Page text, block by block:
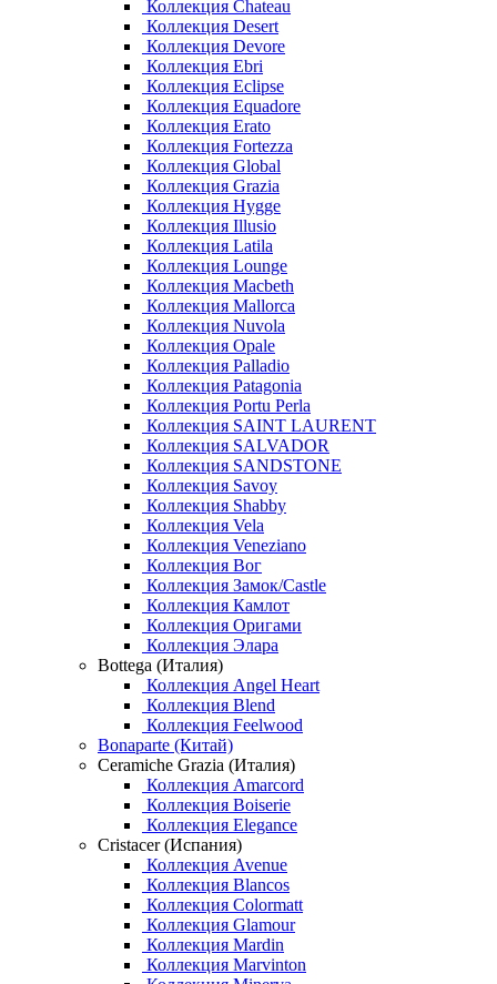
Коллекция Chateau
Коллекция Desert
Коллекция Devore
Коллекция Ebri
Коллекция Eclipse
Коллекция Equadore
Коллекция Erato
Коллекция Fortezza
Коллекция Global
Коллекция Grazia
Коллекция Hygge
Коллекция Illusio
Коллекция Latila
Коллекция Lounge
Коллекция Macbeth
Коллекция Mallorca
Коллекция Nuvola
Коллекция Opale
Коллекция Palladio
Коллекция Patagonia
Коллекция Portu Perla
Коллекция SAINT LAURENT
Коллекция SALVADOR
Коллекция SANDSTONE
Коллекция Savoy
Коллекция Shabby
Коллекция Vela
Коллекция Veneziano
Коллекция Вог
Коллекция Замок/Castle
Коллекция Камлот
Коллекция Оригами
Коллекция Элара
Bottega (Италия)
Коллекция Angel Heart
Коллекция Blend
Коллекция Feelwood
Bonaparte (Китай)
Ceramiche Grazia (Италия)
Коллекция Amarcord
Коллекция Boiserie
Коллекция Elegance
Cristacer (Испания)
Коллекция Avenue
Коллекция Blancos
Коллекция Colormatt
Коллекция Glamour
Коллекция Mardin
Коллекция Marvinton